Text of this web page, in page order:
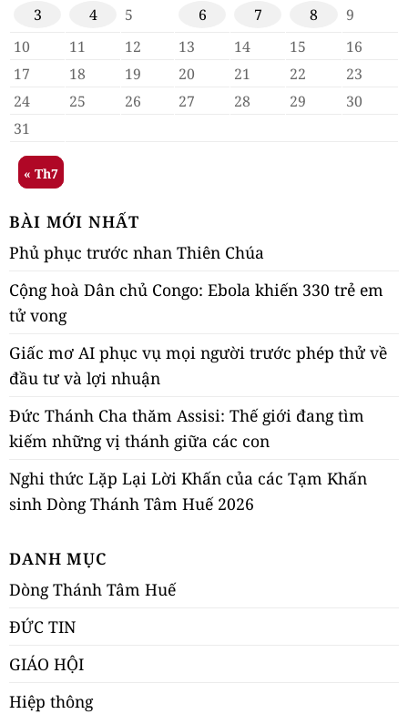
3
4 5 6 7 8
9
10
11 12 13 14 15
16
17
18 19 20 21 22
23
24
25 26 27 28 29
30
31
« Th7
BÀI MỚI NHẤT
Phủ phục trước nhan Thiên Chúa
Cộng hoà Dân chủ Congo: Ebola khiến 330 trẻ em
tử vong
Giấc mơ AI phục vụ mọi người trước phép thử về
đầu tư và lợi nhuận
Đức Thánh Cha thăm Assisi: Thế giới đang tìm
kiếm những vị thánh giữa các con
Nghi thức Lặp Lại Lời Khấn của các Tạm Khấn
sinh Dòng Thánh Tâm Huế 2026
DANH MỤC
Dòng Thánh Tâm Huế
ĐỨC TIN
GIÁO HỘI
Hiệp thông